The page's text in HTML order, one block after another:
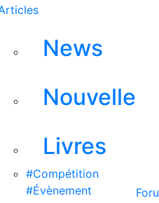
News
Nouvelle
Livres
#Compétition
#Évènement